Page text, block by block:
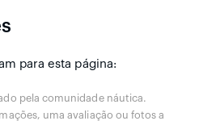
para esta página:
pela comunidade náutica.
uma avaliação ou fotos a